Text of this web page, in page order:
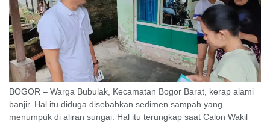
BOGOR – Warga Bubulak, Kecamatan Bogor Barat, kerap alami
banjir. Hal itu diduga disebabkan sedimen sampah yang
menumpuk di aliran sungai. Hal itu terungkap saat Calon Wakil